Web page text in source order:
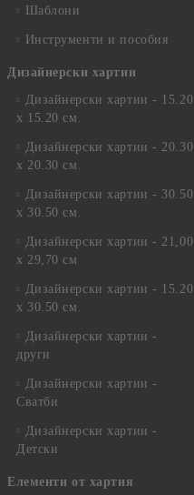
Шаблони
Инструменти и пособия
Дизайнерски хартии
Дизайнерски хартии - 15.20
х 15.20 см.
Дизайнерски хартии - 20.30
х 20.30 см.
Дизайнерски хартии - 30.50
х 30.50 см.
Дизайнерски хартии - 21,00
х 29,70 см
Дизайнерски хартии - 15.20
x 30.50 см.
Дизайнерски хартии -
други
Дизайнерски хартии -
Сватби
Дизайнерски хартии -
Детски
Елементи от хартия